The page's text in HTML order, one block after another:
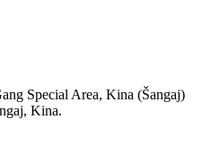
Special Area, Kina (Šangaj)
Kina.